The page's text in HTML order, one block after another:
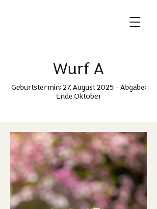
Wurf A
Geburtstermin: 27. August 2025 - Abgabe:
Ende Oktober